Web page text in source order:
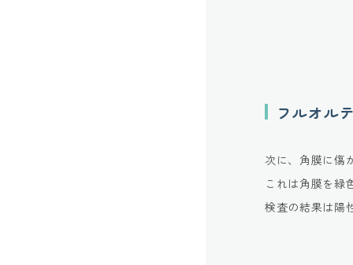
フルオル
次に、角膜に傷
これは角膜を緑
検査の結果は陽